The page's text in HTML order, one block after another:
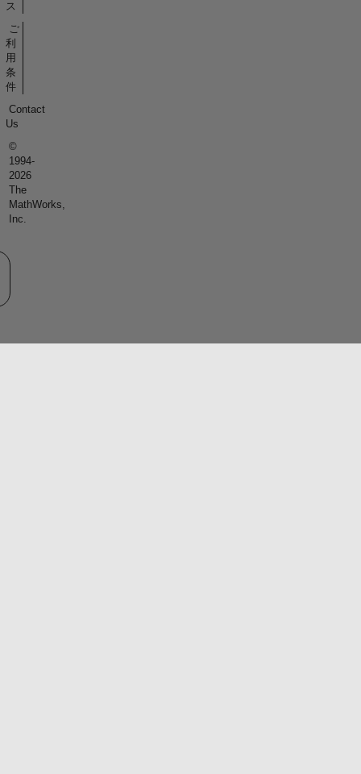
ス
ご
利
用
条
件
Contact
Us
©
1994-
2026
The
MathWorks,
Inc.
サイトの選択